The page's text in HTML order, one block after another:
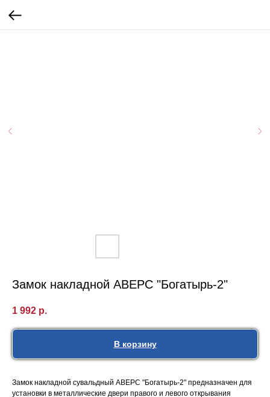
Замок накладной АВЕРС "Богатырь-2"
1 992 р.
В корзину
Замок накладной сувальдный АВЕРС "Богатырь-2" предназначен для
установки в металлические двери правого и левого открывания